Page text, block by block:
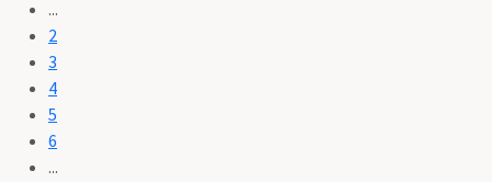
...
2
3
4
5
6
...